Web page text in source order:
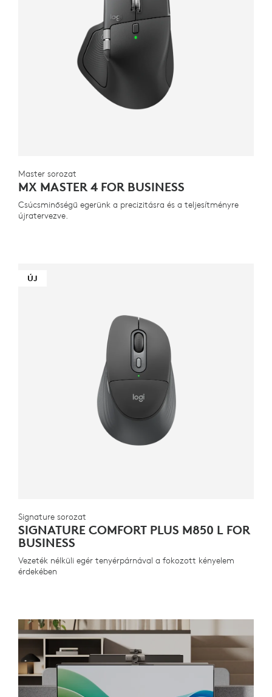
Master sorozat
MX MASTER 4 FOR BUSINESS
Csúcsminőségű egerünk a precizitásra és a teljesítményre
újratervezve.
ÚJ
Signature sorozat
SIGNATURE COMFORT PLUS M850 L FOR
BUSINESS
Vezeték nélküli egér tenyérpárnával a fokozott kényelem
érdekében